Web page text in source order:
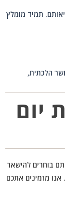
תמיד מומלץ
הלכתית,
יום
בוחרים להישאר
מזמינים אתכם